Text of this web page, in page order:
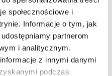
społecznościowe i
Informacje o tym, jak
partnerom
i analitycznym.
z innymi danymi
podczas
wyższe a technologie